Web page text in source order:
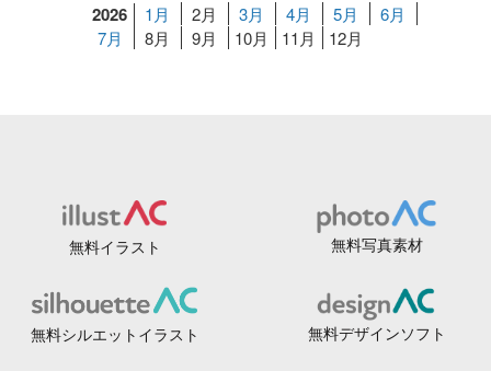
2026 1月 2月 3月 4月 5月
6月
7月
8月 9月 10月 11月 12月
無料イラスト 無料写真素材
無料シルエットイラスト 無料デザインソフト